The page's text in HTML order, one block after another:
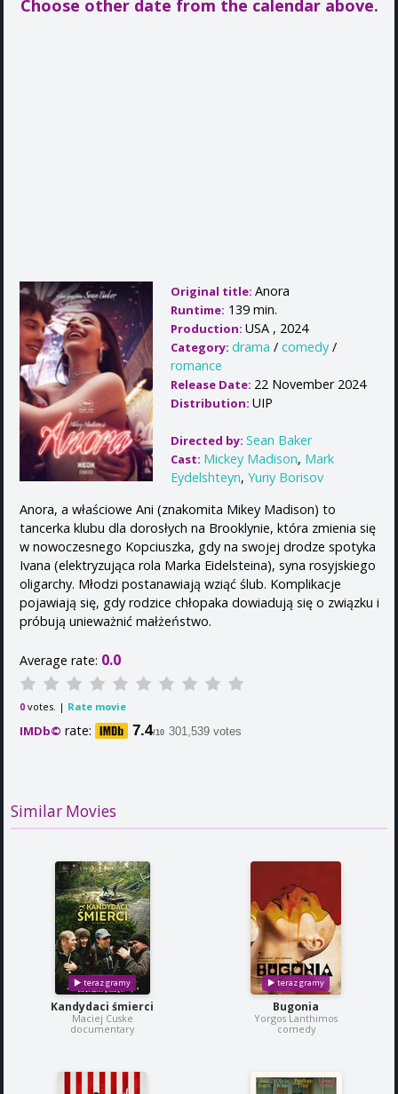
Choose other date from the calendar above.
Original title: Anora
Runtime: 139 min.
Production: USA , 2024
Category: drama / comedy /
romance
Release Date: 22 November 2024
Distribution: UIP
Directed by: Sean Baker
Cast: Mickey Madison, Mark
Eydelshteyn, Yuriy Borisov
Anora, a właściowe Ani (znakomita Mikey Madison) to
tancerka klubu dla dorosłych na Brooklynie, która zmienia się
w nowoczesnego Kopciuszka, gdy na swojej drodze spotyka
Ivana (elektryzująca rola Marka Eidelsteina), syna rosyjskiego
oligarchy. Młodzi postanawiają wziąć ślub. Komplikacje
pojawiają się, gdy rodzice chłopaka dowiadują się o związku i
próbują unieważnić małżeństwo.
Average rate: 0.0
0 votes. | Rate movie
IMDb© rate: 7.4/10 301,539 votes
Similar Movies
Kandydaci śmierci
Maciej Cuske
documentary
Bugonia
Yorgos Lanthimos
comedy